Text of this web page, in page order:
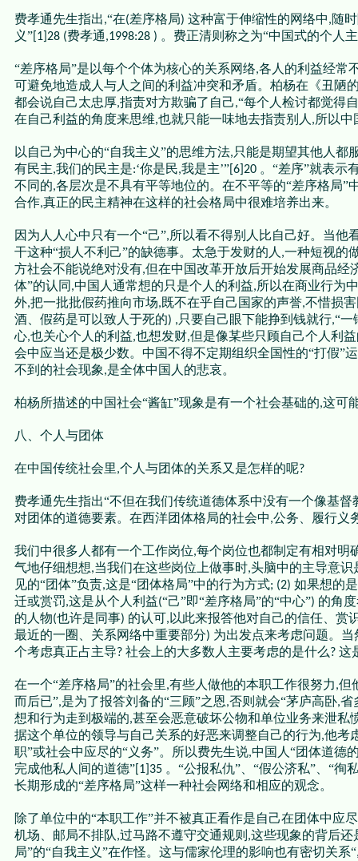
费孝通先生指出,“在(差序格局) 这种富于伸缩性的网络中,随
义”[1]28 (费孝通,1998:28 ) 。费正清则称之为“中国式的个人
“差序格局”是以每个个体为核心的关系网络,各人的利益经常
可避免地造成人与人之间的利益冲突和矛盾。柏杨在《丑陋
都会说自己太忠厚,指责对方欺骗了自己,“每个人检讨都觉得
在自己利益的角度来思维,也就只能一味地去指责别人 ,所以中
以自己为中心的“自我主义”的思维方法,只能是期望其他人都
有民主,我们的民主是:‘你是民,我是主’”[6]20 。“差序”就表示
不同的,各层次是不具有平等地位的。在不平等的“差序格局”
合作,真正的民主精神在这样的社会格局中很难培养出来。
因为人人心中只有一个“己”,所以看不得别人比自己好。当他
干这种“损人不利己”的缺德事。太急于发财的人 ,一种短视的
方社会不能说绝对没有,但在中国改革开放后开始发展商品经
体”的认同 ,中国人通常想的只是个人的利益,所以在商业行为
外,把一批批假药推向市场,既不在乎自己国家的声誉,不惜损
酒、假药是可以致人于死的) ,只要自己眼下能挣到钱就行,“一
心,也关心个人的利益,也想发财,但是像某些只顾自己个人利
会中应当还是极少数。中国不得不定期组织全国性的“打假”
不到的社会现象,是全体中国人的悲哀。
柏杨所描述的中国社会“酱缸”现象是有一个社会基础的,这可
八、个人与团体
在中国传统社会里,个人与团体的关系又是怎样的呢?
费孝通先生指出“不但在我们传统道德体系中没有一个像基
对团体的道德要素。在西洋团体格局的社会中,公务、履行义
我们中很多人都有一个工作岗位,每个岗位也都制定有相对明
气地仔细想想,当我们在这些岗位上做事时,头脑中的主导意识
见的“团体”负责,这是“团体格局”中的行为方式; (2) 如果想的
迁或赏罚,这是从个人利益(“己”即“差序格局”的“中心”) 的角
的人物(也许是同事) 的认可, 以此来报答他对自己的信任、赏
最近的一圈、关系网络中重要部分) 为出发点来考虑问题。当
个考虑真正占主导? 社会上的大多数人主要考虑的是什么? 这
在一个“差序格局”的社会里,有些人做他的本职工作很努力,但
而后已”,是为了报答刘备的“三顾”之恩,否则就会“茅庐高卧,省
想和行为走到极端的,甚至会恶意破坏公物和单位业务来泄私
据这个单位的领导与自己关系的好恶来调整自己的行为,他考
职”或社会中应尽的“义务”。所以费先生说,中国人“团体道德
完成他私人间的道德”[1]35 。“公报私仇”、“假公济私”、“徇
长期形成的“差序格局”这样一种社会网络和相应的观念。
除了单位中的“本职工作”并不被真正看作是自己在团体中应
机场、邮局不排队,过马路不遵守交通规则 ,这些现象的背后还
局”的“自我主义”在作怪。这与儒家伦理的影响也有密切关系“